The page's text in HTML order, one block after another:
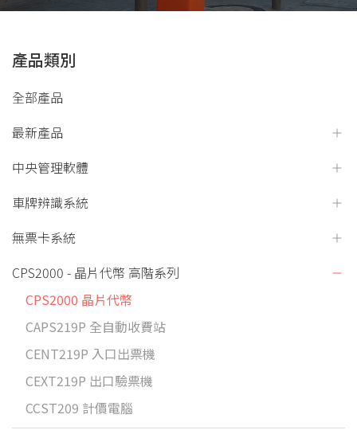
產品類別
全部產品
最新產品
中央管理軟體
車牌辨識系統
無票卡系統
CPS2000 - 晶片代幣 高階系列
CPS2000 晶片代幣
CAPS219P 全自動收費站
CENT219P 入口出票機
CEXT219P 出口驗票機
CCST209 計價電腦